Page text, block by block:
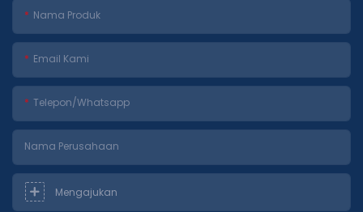
Nama Produk
Email Kami
Telepon/whatsapp
Nama Perusahaan
Mengajukan